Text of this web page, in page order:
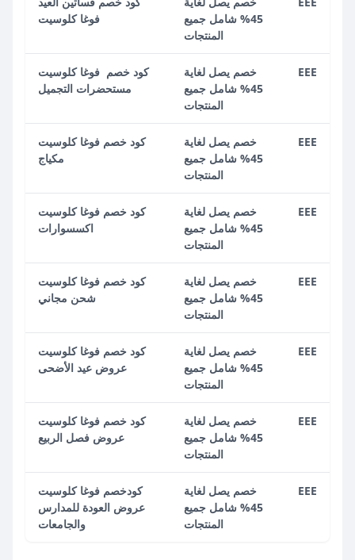
45% شامل جميع
كود خصم فوغا كلوسيت
خصم يصل لغاية
45% شامل جميع
EEE
كود خصم فوغا كلوسيت
خصم يصل لغاية
45% شامل جميع
EEE
كود خصم فوغا كلوسيت
خصم يصل لغاية
45% شامل جميع
EEE
كود خصم فوغا كلوسيت
خصم يصل لغاية
45% شامل جميع
EEE
كود خصم فوغا كلوسيت
خصم يصل لغاية
45% شامل جميع
EEE
كود خصم فوغا كلوسيت
خصم يصل لغاية
45% شامل جميع
EEE
كودخصم فوغا كلوسيت
عروض العودة للمدارس
خصم يصل لغاية
45% شامل جميع
EEE